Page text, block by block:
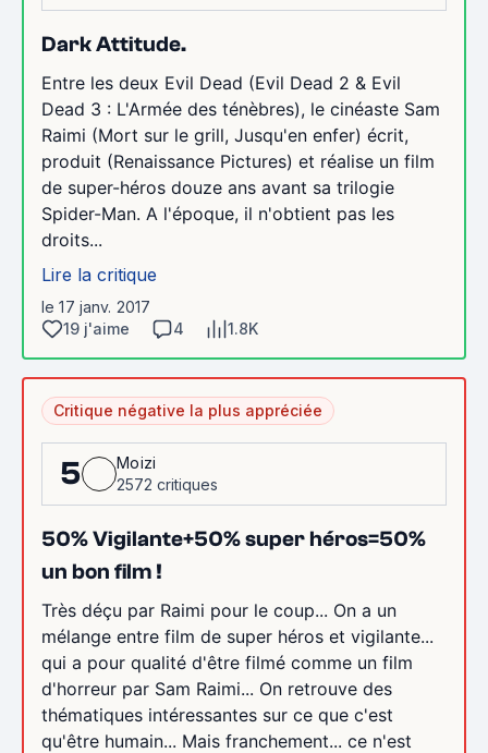
Dark Attitude.
Entre les deux Evil Dead (Evil Dead 2 & Evil
Dead 3 : L'Armée des ténèbres), le cinéaste Sam
Raimi (Mort sur le grill, Jusqu'en enfer) écrit,
produit (Renaissance Pictures) et réalise un film
de super-héros douze ans avant sa trilogie
Spider-Man. A l'époque, il n'obtient pas les
droits...
Lire la critique
le 17 janv. 2017
19 j'aime
4 1.8K
Critique négative la plus appréciée
5
Moizi
2572 critiques
50% Vigilante+50% super héros=50%
un bon film !
Très déçu par Raimi pour le coup... On a un
mélange entre film de super héros et vigilante...
qui a pour qualité d'être filmé comme un film
d'horreur par Sam Raimi... On retrouve des
thématiques intéressantes sur ce que c'est
qu'être humain... Mais franchement... ce n'est